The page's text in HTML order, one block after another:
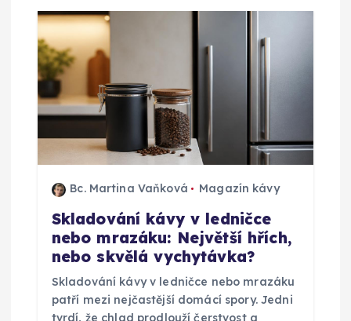
Bc. Martina Vaňková Magazín kávy
Skladování kávy v ledničce
nebo mrazáku: Největší hřích,
nebo skvělá vychytávka?
Skladování kávy v ledničce nebo mrazáku
patří mezi nejčastější domácí spory. Jedni
tvrdí, že chlad prodlouží čerstvost a